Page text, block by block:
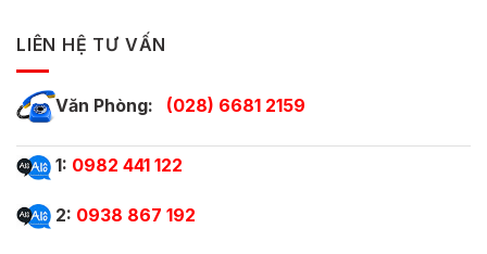
LIÊN HỆ TƯ VẤN
Văn Phòng: (028) 6681 2159
1: 0982 441 122
2: 0938 867 192